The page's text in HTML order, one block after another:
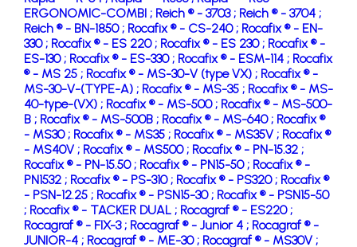
ERGONOMIC-COMBI ; Reich ® - 3703 ; Reich ® - 3704 ;
Reich ® - BN-1850 ; Rocafix ® - CS-240 ; Rocafix ® - EN-
330 ; Rocafix ® - ES 220 ; Rocafix ® - ES 230 ; Rocafix ® -
ES-130 ; Rocafix ® - ES-330 ; Rocafix ® - ESM-114 ; Rocafix
® - MS 25 ; Rocafix ® - MS-30-V (type VX) ; Rocafix ® -
MS-30-V-(TYPE-A) ; Rocafix ® - MS-35 ; Rocafix ® - MS-
40-type-(VX) ; Rocafix ® - MS-500 ; Rocafix ® - MS-500-
B ; Rocafix ® - MS-500B ; Rocafix ® - MS-640 ; Rocafix ®
- MS30 ; Rocafix ® - MS35 ; Rocafix ® - MS35V ; Rocafix ®
- MS40V ; Rocafix ® - MS500 ; Rocafix ® - PN-15.32 ;
Rocafix ® - PN-15.50 ; Rocafix ® - PN15-50 ; Rocafix ® -
PN1532 ; Rocafix ® - PS-310 ; Rocafix ® - PS320 ; Rocafix ®
- PSN-12.25 ; Rocafix ® - PSN15-30 ; Rocafix ® - PSN15-50
; Rocafix ® - TACKER DUAL ; Rocagraf ® - ES220 ;
Rocagraf ® - FIX-3 ; Rocagraf ® - Junior 4 ; Rocagraf ® -
JUNIOR-4 ; Rocagraf ® - ME-30 ; Rocagraf ® - MS30V ;